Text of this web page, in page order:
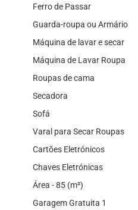
Ferro de Passar
Guarda-roupa ou Armário
Máquina de lavar e secar
Máquina de Lavar Roupa
Roupas de cama
Secadora
Sofá
Varal para Secar Roupas
Cartões Eletrónicos
Chaves Eletrónicas
Área - 85 (m²)
Garagem Gratuita 1